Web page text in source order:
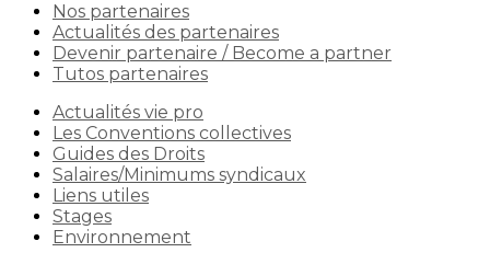
Nos partenaires
Actualités des partenaires
Devenir partenaire / Become a partner
Tutos partenaires
Actualités vie pro
Les Conventions collectives
Guides des Droits
Salaires/Minimums syndicaux
Liens utiles
Stages
Environnement